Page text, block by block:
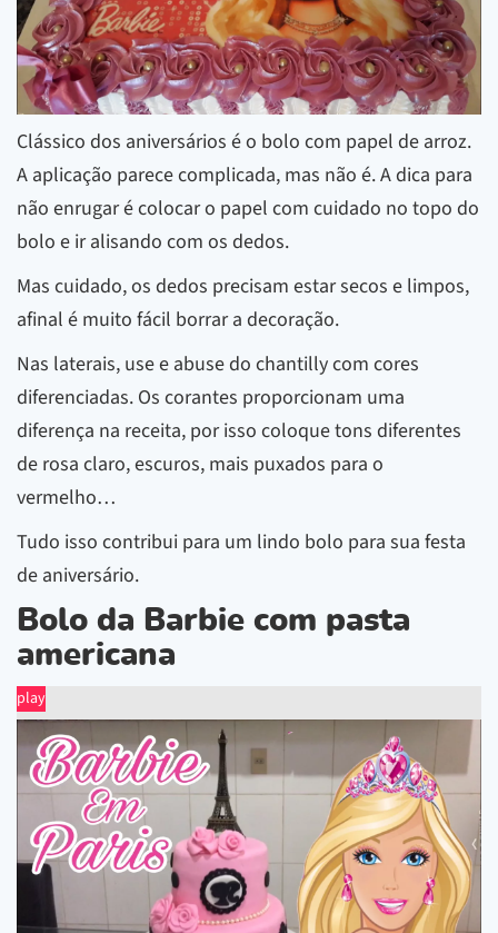
Clássico dos aniversários é o bolo com papel de arroz.
A aplicação parece complicada, mas não é. A dica para
não enrugar é colocar o papel com cuidado no topo do
bolo e ir alisando com os dedos.
Mas cuidado, os dedos precisam estar secos e limpos,
afinal é muito fácil borrar a decoração.
Nas laterais, use e abuse do chantilly com cores
diferenciadas. Os corantes proporcionam uma
diferença na receita, por isso coloque tons diferentes
de rosa claro, escuros, mais puxados para o
vermelho…
Tudo isso contribui para um lindo bolo para sua festa
de aniversário.
Bolo da Barbie com pasta
americana
play